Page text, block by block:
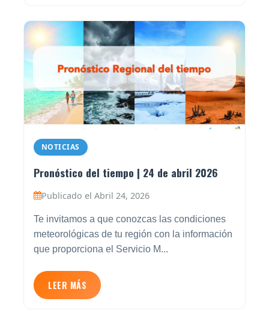
NOTICIAS
Pronóstico del tiempo | 24 de abril 2026
Publicado el Abril 24, 2026
Te invitamos a que conozcas las condiciones
meteorológicas de tu región con la información
que proporciona el Servicio M...
LEER MÁS